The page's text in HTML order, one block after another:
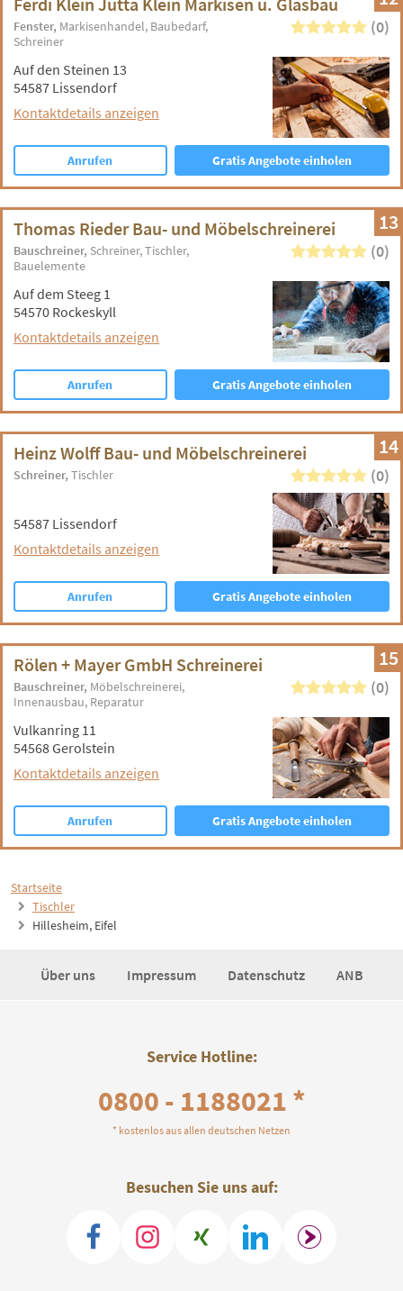
Startseite
Tischler
Hillesheim, Eifel
Fenster Markisenhandel Baubedarf
Schreiner
(0)
Auf den Steinen 13
54587 Lissendorf
Kontaktdetails anzeigen
Anrufen Gratis Angebote einholen
13
Thomas Rieder Bau- und Möbelschreinerei
Bauschreiner Schreiner Tischler
Bauelemente
(0)
Auf dem Steeg 1
54570 Rockeskyll
Kontaktdetails anzeigen
Anrufen Gratis Angebote einholen
14
Heinz Wolff Bau- und Möbelschreinerei
Schreiner Tischler (0)
54587 Lissendorf
Kontaktdetails anzeigen
Anrufen Gratis Angebote einholen
15
Rölen + Mayer GmbH Schreinerei
Bauschreiner Möbelschreinerei
Innenausbau Reparatur
(0)
Vulkanring 11
54568 Gerolstein
Kontaktdetails anzeigen
Anrufen Gratis Angebote einholen
Über uns Impressum Datenschutz ANB
Service Hotline:
0800 - 1188021 *
* kostenlos aus allen deutschen Netzen
Besuchen Sie uns auf: